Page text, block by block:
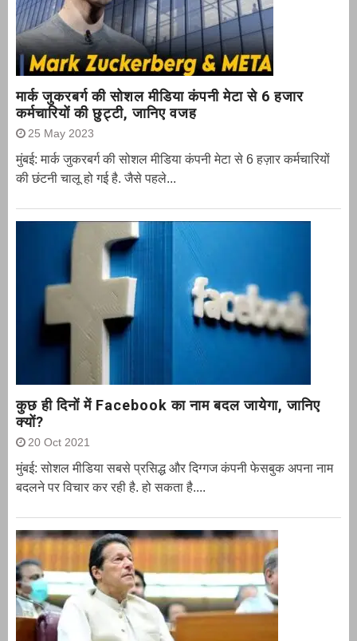
मार्क जुकरबर्ग की सोशल मीडिया कंपनी मेटा से 6 हजार
कर्मचारियों की छुट्टी, जानिए वजह
25 May 2023
मुंबई: मार्क जुकरबर्ग की सोशल मीडिया कंपनी मेटा से 6 हज़ार कर्मचारियों
की छंटनी चालू हो गई है. जैसे पहले...
कुछ ही दिनों में Facebook का नाम बदल जायेगा, जानिए
क्यों?
20 Oct 2021
मुंबई: सोशल मीडिया सबसे प्रसिद्ध और दिग्गज कंपनी फेसबुक अपना नाम
बदलने पर विचार कर रही है. हो सकता है....